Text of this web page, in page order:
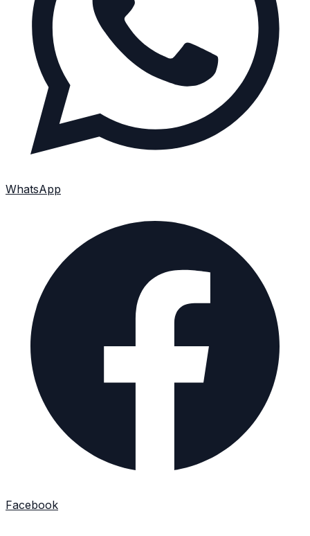
WhatsApp
Facebook